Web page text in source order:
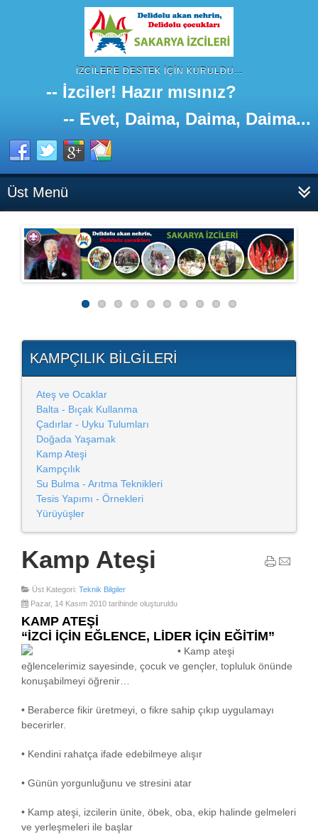
İZCILERE DESTEK IÇIN KURULDU...
-- İzciler! Hazır mısınız?
-- Evet, Daima, Daima, Daima...
Üst Menü
KAMPÇILIK BILGILERI
Ateş ve Ocaklar
Balta - Bıçak Kullanma
Çadırlar - Uyku Tulumları
Doğada Yaşamak
Kamp Ateşi
Kampçılık
Su Bulma - Arıtma Teknikleri
Tesis Yapımı - Örnekleri
Yürüyüşler
Kamp Ateşi
Üst Kategori: Teknik Bilgiler
Pazar, 14 Kasım 2010 tarihinde oluşturuldu
KAMP ATEŞİ
“İZCİ İÇİN EĞLENCE, LİDER İÇİN EĞİTİM”
• Kamp ateşi
eğlencelerimiz sayesinde, çocuk ve gençler, topluluk önünde
konuşabilmeyi öğrenir…
• Beraberce fikir üretmeyi, o fikre sahip çıkıp uygulamayı
becerirler.
• Kendini rahatça ifade edebilmeye alışır
• Günün yorgunluğunu ve stresini atar
• Kamp ateşi, izcilerin ünite, öbek, oba, ekip halinde gelmeleri
ve yerleşmeleri ile başlar